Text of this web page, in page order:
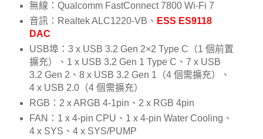
無線：Qualcomm FastConnect 7800 Wi-Fi 7
音訊：Realtek ALC1220-VB、 ESS ES9118
DAC
USB埠：3 x USB 3.2 Gen 2×2 Type C（1 個前置
擴充）、1 x USB 3.2 Gen 1 Type C、7 x USB
3.2 Gen 2、8 x USB 3.2 Gen 1（4 個需擴充）、
4 x USB 2.0（4 個需擴充）
RGB：2 x ARGB 4-1pin、2 x RGB 4pin
FAN：1 x 4-pin CPU、1 x 4-pin Water Cooling、
4 x SYS、4 x SYS/PUMP